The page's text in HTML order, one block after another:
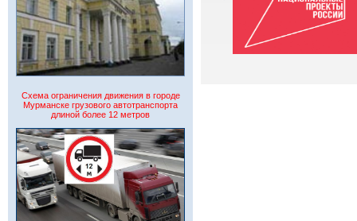
Схема ограничения движения в городе
Мурманске грузового автотранспорта
длиной более 12 метров